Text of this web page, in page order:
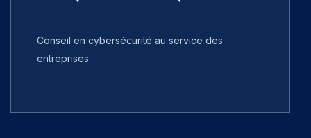
Conseil en cybersécurité au service des
entreprises.